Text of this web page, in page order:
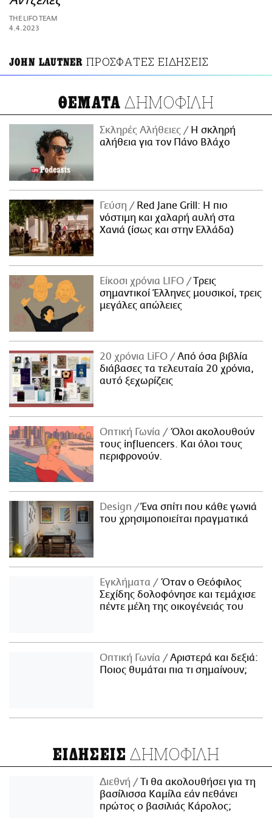
ΑΜΠΑ
PRINT
THE LIFO TEAM
4.4.2023
JOHN LAUTNER ΠΡΟΣΦΑΤΕΣ ΕΙΔΗΣΕΙΣ
ΘΕΜΑΤΑ ΔΗΜΟΦΙΛΗ
Σκληρές Αλήθειες
H σκληρή
αλήθεια για τον Πάνο Βλάχο
Γεύση
Red Jane Grill: Η πιο
νόστιμη και χαλαρή αυλή στα
Χανιά (ίσως και στην Ελλάδα)
Είκοσι χρόνια LIFO
Tρεις
σημαντικοί Έλληνες μουσικοί, τρεις
μεγάλες απώλειες
20 χρόνια LiFO
Από όσα βιβλία
διάβασες τα τελευταία 20 χρόνια,
αυτό ξεχωρίζεις
Οπτική Γωνία
Όλοι ακολουθούν
τους influencers. Και όλοι τους
περιφρονούν.
Design
Ένα σπίτι που κάθε γωνιά
του χρησιμοποιείται πραγματικά
Εγκλήματα
Όταν ο Θεόφιλος
Σεχίδης δολοφόνησε και τεμάχισε
πέντε μέλη της οικογένειάς του
Οπτική Γωνία
Αριστερά και δεξιά:
Ποιος θυμάται πια τι σημαίνουν;
ΕΙΔΗΣΕΙΣ ΔΗΜΟΦΙΛΗ
Διεθνή
Τι θα ακολουθήσει για τη
βασίλισσα Καμίλα εάν πεθάνει
πρώτος ο βασιλιάς Κάρολος;